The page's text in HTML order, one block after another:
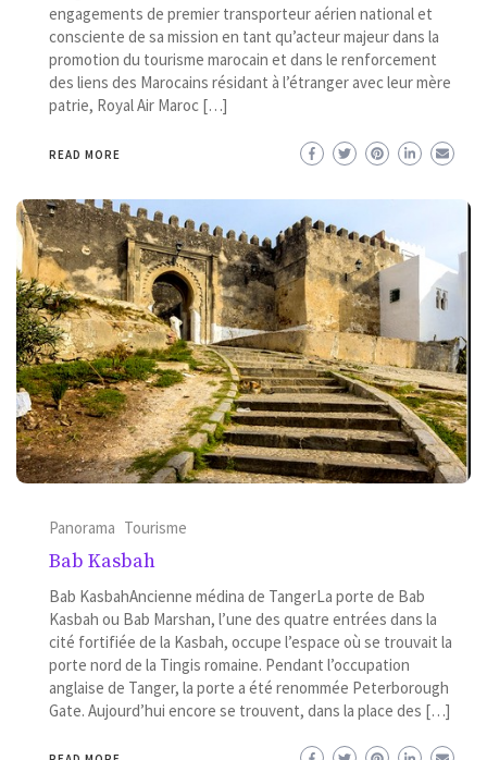
engagements de premier transporteur aérien national et
consciente de sa mission en tant qu’acteur majeur dans la
promotion du tourisme marocain et dans le renforcement
des liens des Marocains résidant à l’étranger avec leur mère
patrie, Royal Air Maroc […]
READ MORE
Panorama Tourisme
Bab Kasbah
Bab KasbahAncienne médina de TangerLa porte de Bab
Kasbah ou Bab Marshan, l’une des quatre entrées dans la
cité fortifiée de la Kasbah, occupe l’espace où se trouvait la
porte nord de la Tingis romaine. Pendant l’occupation
anglaise de Tanger, la porte a été renommée Peterborough
Gate. Aujourd’hui encore se trouvent, dans la place des […]